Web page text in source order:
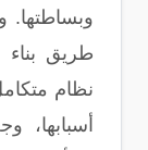
وبساطتها.
طريق بناء
نظام
أسبابها،